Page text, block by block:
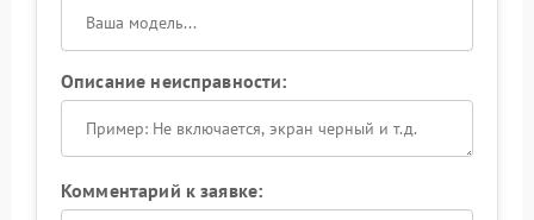
Описание неисправности:
Комментарий к заявке: